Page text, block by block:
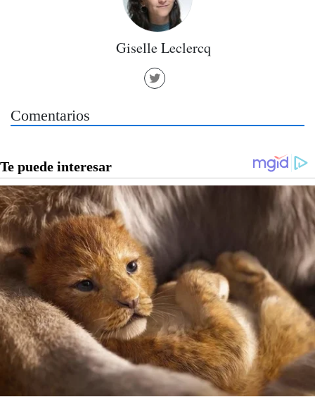
Giselle Leclercq
Comentarios